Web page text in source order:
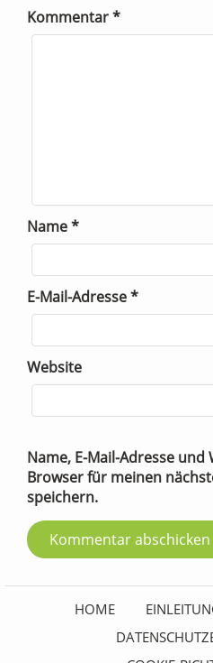
Kommentar*
Name*
E-Mail-Adresse*
Website
Name, E-Mail-Adresse und
Browser für meinen
speichern.
HOME